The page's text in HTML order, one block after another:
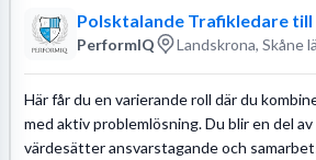
Polsktalande Trafikledare till
PerformIQ Landskrona, Skåne
Här får du en varierande roll där du
med aktiv problemlösning. Du blir en del
värdesätter ansvarstagande och